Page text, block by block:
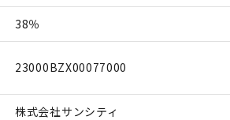
38％
23000BZX00077000
株式会社サンシティ